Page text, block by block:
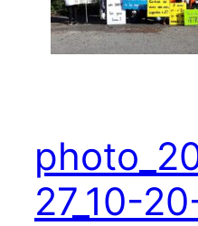
27_10-